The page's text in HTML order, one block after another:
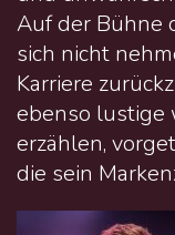
Auf der Bühne
sich nicht
Karriere
ebenso lustige
erzählen,
die sein